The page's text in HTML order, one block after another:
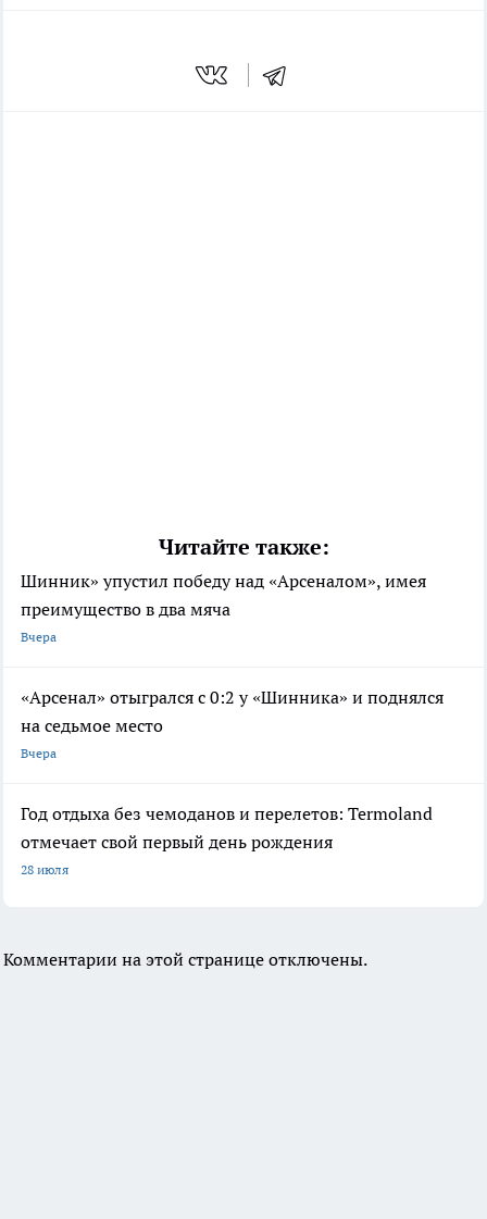
Читайте также:
Шинник» упустил победу над «Арсеналом», имея
преимущество в два мяча
Вчера
«Арсенал» отыгрался с 0:2 у «Шинника» и поднялся
на седьмое место
Вчера
Год отдыха без чемоданов и перелетов: Termoland
отмечает свой первый день рождения
28 июля
Комментарии на этой странице отключены.